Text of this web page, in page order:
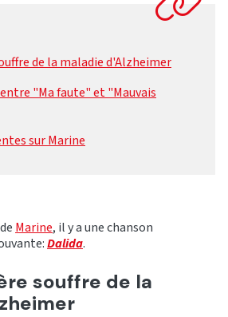
de la maladie d'Alzheimer
"Ma faute" et "Mauvais
sur Marine
Marine, il y a une chanson
Dalida.
souffre de la